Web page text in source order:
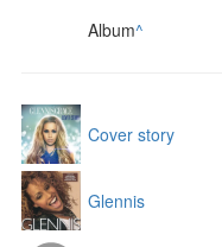
Album^
Cover story
Glennis